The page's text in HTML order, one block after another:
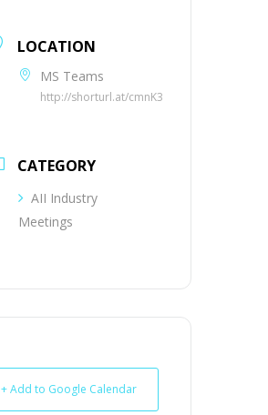
LOCATION
MS Teams
http://shorturl.at/cmnK3
CATEGORY
AII Industry
Meetings
+ Add to Google Calendar